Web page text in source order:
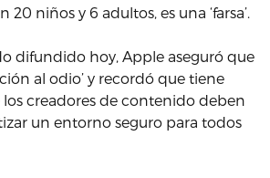
niños y 6 adultos, es una ‘farsa’.
difundido hoy, Apple aseguró que
al odio’ y recordó que tiene
los creadores de contenido deben
un entorno seguro para todos